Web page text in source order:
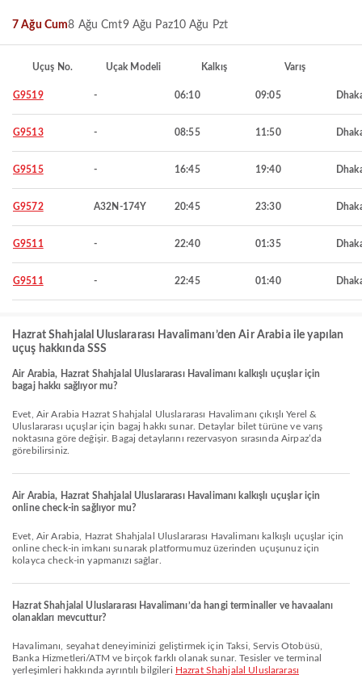
7 Ağu Cum8 Ağu Cmt9 Ağu Paz10 Ağu Pzt
Uçuş No. Uçak Modeli Kalkış Varış
G9519 - 06:10 09:05
G9513 - 08:55 11:50
G9515 - 16:45 19:40
G9572 A32N-174Y 20:45 23:30
G9511 - 22:40 01:35
G9511 - 22:45 01:40
Hazrat Shahjalal Uluslararası Havalimanı’den Air Arabia ile yapılan
uçuş hakkında SSS
Air Arabia, Hazrat Shahjalal Uluslararası Havalimanı kalkışlı uçuşlar için
bagaj hakkı sağlıyor mu?
Evet, Air Arabia Hazrat Shahjalal Uluslararası Havalimanı çıkışlı Yerel &
Uluslararası uçuşlar için bagaj hakkı sunar. Detaylar bilet türüne ve varış
noktasına göre değişir. Bagaj detaylarını rezervasyon sırasında Airpaz’da
görebilirsiniz.
Air Arabia, Hazrat Shahjalal Uluslararası Havalimanı kalkışlı uçuşlar için
online check-in sağlıyor mu?
Evet, Air Arabia, Hazrat Shahjalal Uluslararası Havalimanı kalkışlı uçuşlar için
online check-in imkanı sunarak platformumuz üzerinden uçuşunuz için
kolayca check-in yapmanızı sağlar.
Hazrat Shahjalal Uluslararası Havalimanı’da hangi terminaller ve havaalanı
olanakları mevcuttur?
Havalimanı, seyahat deneyiminizi geliştirmek için Taksi, Servis Otobüsü,
Banka Hizmetleri/ATM ve birçok farklı olanak sunar. Tesisler ve terminal
yerleşimleri hakkında ayrıntılı bilgileri Hazrat Shahjalal Uluslararası